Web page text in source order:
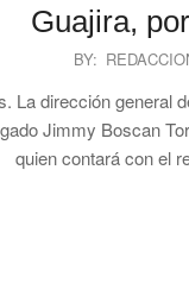
Guajira,
BY:
La dirección general
Jimmy Boscan
quien contará con el